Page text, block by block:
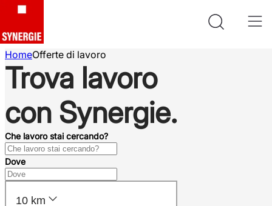
HomeOfferte di lavoro
Trova lavoro
con Synergie.
Che lavoro stai cercando?
Dove
10 km